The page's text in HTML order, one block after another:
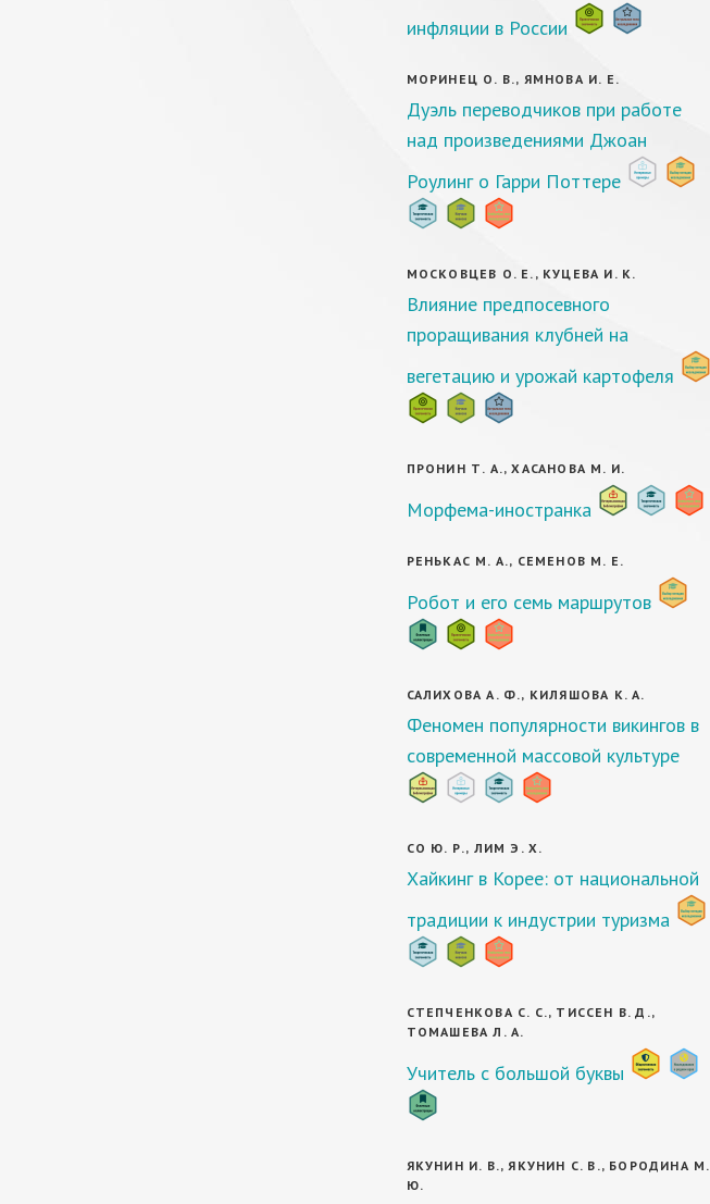
инфляции в России
МОРИНЕЦ О. В., ЯМНОВА И. Е.
Дуэль переводчиков при рабoте
над произведениями Джоан
Роулинг о Гарри Поттере
МОСКОВЦЕВ О. Е., КУЦЕВА И. К.
Влияние предпосевного
проращивания клубней на
вегетацию и урожай картофеля
ПРОНИН Т. А., ХАСАНОВА М. И.
Морфема-иностранка
РЕНЬКАС М. А., СЕМЕНОВ М. Е.
Робот и его семь маршрутов
САЛИХОВА А. Ф., КИЛЯШОВА К. А.
Феномен популярности викингов в
современной массовой культуре
СО Ю. Р., ЛИМ Э. Х.
Хайкинг в Корее: от национальной
традиции к индустрии туризма
СТЕПЧЕНКОВА С. С., ТИССЕН В. Д.,
ТОМАШЕВА Л. А.
Учитель с большой буквы
ЯКУНИН И. В., ЯКУНИН С. В., БОРОДИНА М.
Ю.